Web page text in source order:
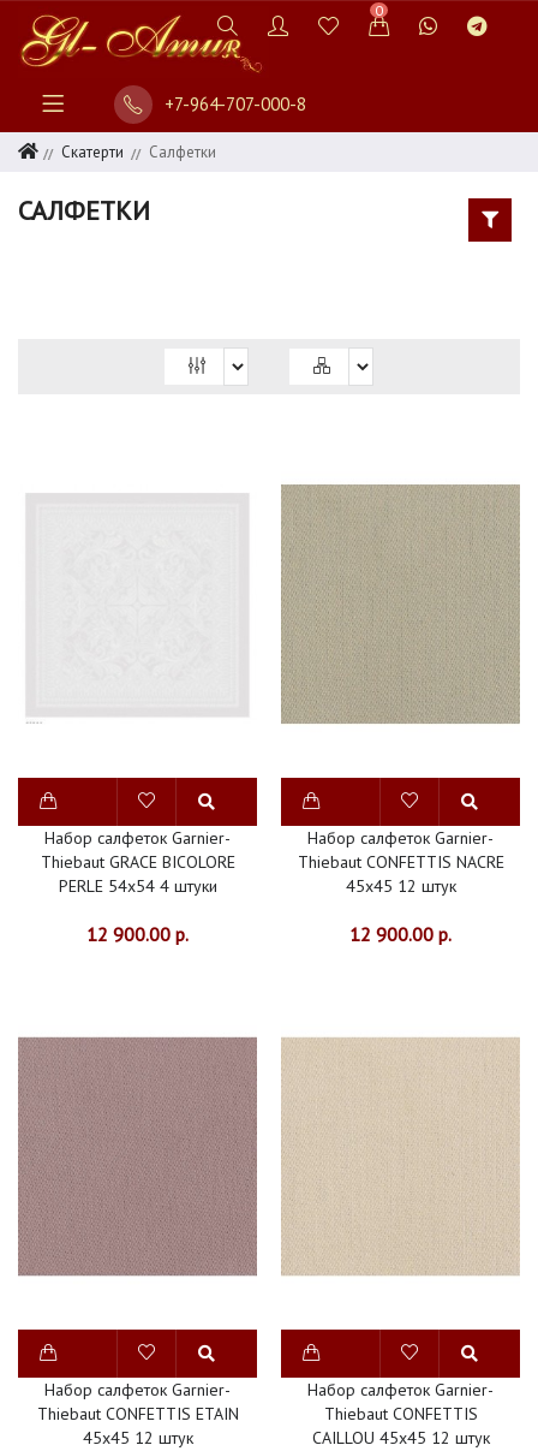
0
+7-964-707-000-8
Скатерти Салфетки
СПАЛЬНЯ
ДЕТСКАЯ
ВАННАЯ
ШТОРЫ
САЛФЕТКИ
Набор салфеток Garnier-
Thiebaut GRACE BICOLORE
PERLE 54х54 4 штуки
12 900.00 р.
Набор салфеток Garnier-
Thiebaut CONFETTIS NACRE
45х45 12 штук
12 900.00 р.
Набор салфеток Garnier-
Thiebaut CONFETTIS ETAIN
45х45 12 штук
Набор салфеток Garnier-
Thiebaut CONFETTIS
CAILLOU 45х45 12 штук